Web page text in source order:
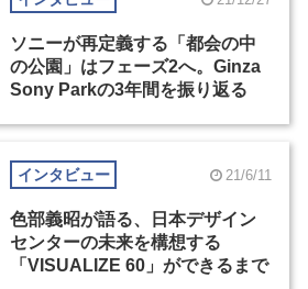
ソニーが再定義する「都会の中
の公園」はフェーズ2へ。Ginza
Sony Parkの3年間を振り返る
インタビュー 21/6/11
色部義昭が語る、日本デザイン
センターの未来を構想する
「VISUALIZE 60」ができるまで